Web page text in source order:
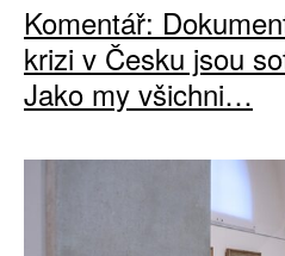
Komentář:
krizi v Česku jsou
Jako my všichni…